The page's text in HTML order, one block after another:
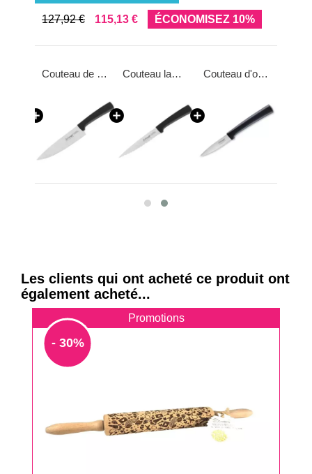
127,92 € 115,13 € ÉCONOMISEZ 10%
Couteau de chef 18 cm Couteau lame ondulée 16 cm Couteau d'office 8 cm
Les clients qui ont acheté ce produit ont
également acheté...
Promotions
- 30%